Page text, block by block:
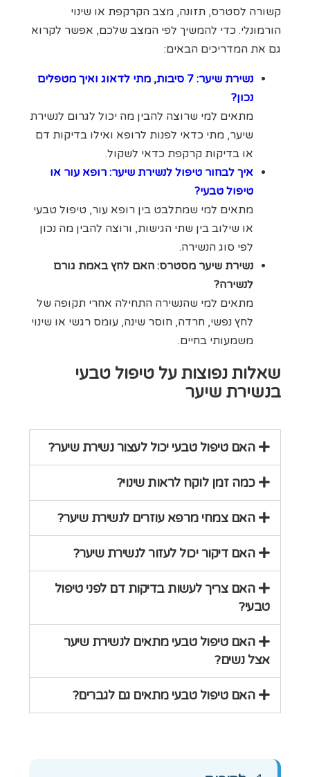
קשורה לסטרס, תזונה, מצב הקרקפת או שינוי
הורמונלי. כדי להמשיך לפי המצב שלכם, אפשר לקרוא
גם את המדריכים הבאים:
נשירת שיער: 7 סיבות, מתי לדאוג ואיך מטפלים
נכון?
מתאים למי שרוצה להבין מה יכול לגרום לנשירת
שיער, מתי כדאי לפנות לרופא ואילו בדיקות דם
או בדיקות קרקפת כדאי לשקול.
איך לבחור טיפול לנשירת שיער: רופא עור או
טיפול טבעי?
מתאים למי שמתלבט בין רופא עור, טיפול טבעי
או שילוב בין שתי הגישות, ורוצה להבין מה נכון
לפי סוג הנשירה.
נשירת שיער מסטרס: האם לחץ באמת גורם
לנשירה?
מתאים למי שהנשירה התחילה אחרי תקופה של
לחץ נפשי, חרדה, חוסר שינה, עומס רגשי או שינוי
משמעותי בחיים.
שאלות נפוצות על טיפול טבעי
בנשירת שיער
האם טיפול טבעי יכול לעצור נשירת שיער?
כמה זמן לוקח לראות שינוי?
האם צמחי מרפא עוזרים לנשירת שיער?
האם דיקור יכול לעזור לנשירת שיער?
האם צריך לעשות בדיקות דם לפני טיפול
טבעי?
האם טיפול טבעי מתאים לנשירת שיער
אצל נשים?
האם טיפול טבעי מתאים גם לגברים?